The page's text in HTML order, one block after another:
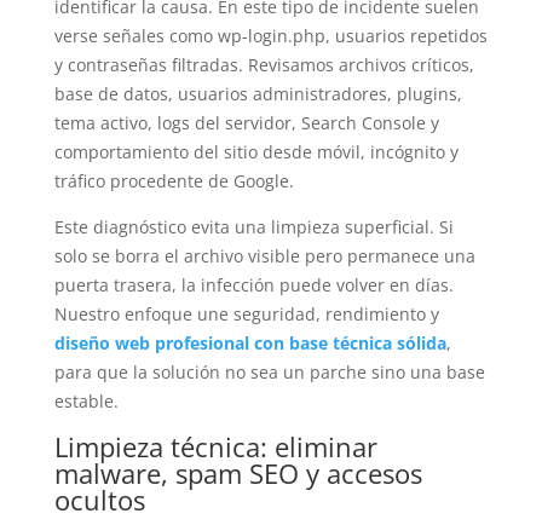
identificar la causa. En este tipo de incidente suelen
verse señales como wp-login.php, usuarios repetidos
y contraseñas filtradas. Revisamos archivos críticos,
base de datos, usuarios administradores, plugins,
tema activo, logs del servidor, Search Console y
comportamiento del sitio desde móvil, incógnito y
tráfico procedente de Google.
Este diagnóstico evita una limpieza superficial. Si
solo se borra el archivo visible pero permanece una
puerta trasera, la infección puede volver en días.
Nuestro enfoque une seguridad, rendimiento y
diseño web profesional con base técnica sólida,
para que la solución no sea un parche sino una base
estable.
Limpieza técnica: eliminar
malware, spam SEO y accesos
ocultos